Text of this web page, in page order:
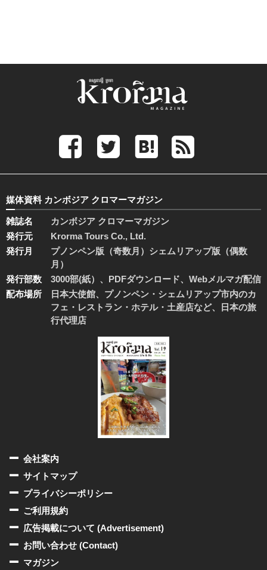
媒体資料 カンボジア クロマーマガジン
雑誌名
カンボジア クロマーマガジン
発行元
Krorma Tours Co., Ltd.
発行月
プノンペン版（奇数月）シェムリアップ版（偶数
月）
発行部数
3000部(紙）、PDFダウンロード、Webメルマガ配信
配布場所
日本大使館、プノンペン・シェムリアップ市内のカ
フェ・レストラン・ホテル・土産店など、日本の旅
行代理店
会社案内
サイトマップ
プライバシーポリシー
ご利用規約
広告掲載について (Advertisement)
お問い合わせ (Contact)
マガジン